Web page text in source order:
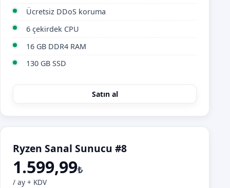
Ücretsiz DDoS koruma
6 çekirdek CPU
16 GB DDR4 RAM
130 GB SSD
Satın al
Ryzen Sanal Sunucu #8
1.599,99₺
/ ay + KDV